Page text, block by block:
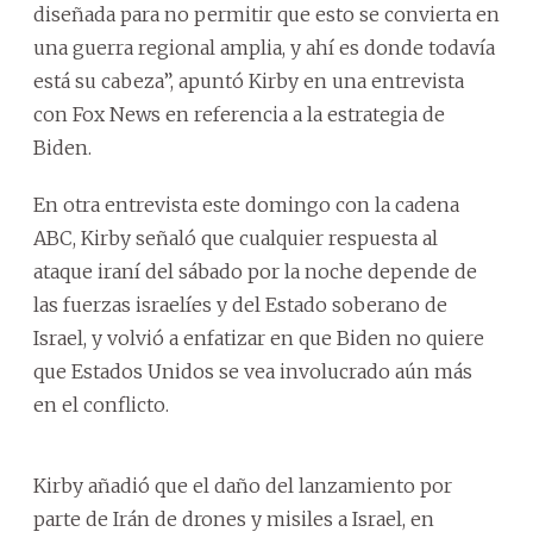
diseñada para no permitir que esto se convierta en
una guerra regional amplia, y ahí es donde todavía
está su cabeza”, apuntó Kirby en una entrevista
con Fox News en referencia a la estrategia de
Biden.
En otra entrevista este domingo con la cadena
ABC, Kirby señaló que cualquier respuesta al
ataque iraní del sábado por la noche depende de
las fuerzas israelíes y del Estado soberano de
Israel, y volvió a enfatizar en que Biden no quiere
que Estados Unidos se vea involucrado aún más
en el conflicto.
Kirby añadió que el daño del lanzamiento por
parte de Irán de drones y misiles a Israel, en